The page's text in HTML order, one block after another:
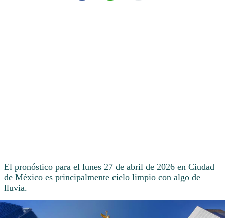
El pronóstico para el lunes 27 de abril de 2026 en Ciudad
de México es principalmente cielo limpio con algo de
lluvia.